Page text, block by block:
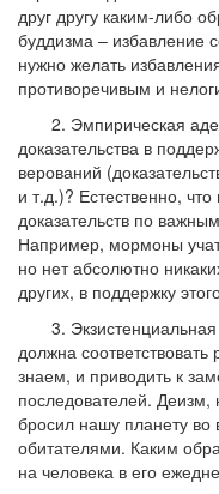
друг другу каким-либо
буддизма – избавление
нужно желать
противоречивым и
2. Эмпирическая
доказательства в
верований
и т.д.)? Естественно,
доказательств по
Например, мормоны
но нет абсолютно
других, в поддержку
3.
должна
знаем, и приводить к
последователей. Деизм,
бросил нашу планету во
обитателями. Каким
на человека в его